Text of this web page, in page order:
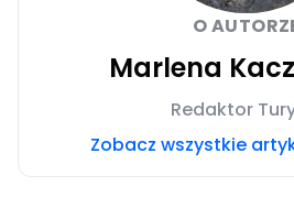
O
Marlena
Redaktor
Zobacz wszystkie